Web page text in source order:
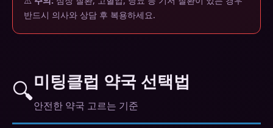
반드시 의사와 상담 후 복용하세요.
🔍미팅클럽 약국 선택법
안전한 약국 고르는 기준